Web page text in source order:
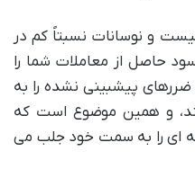
و نوسانات نسبتاً کم در
حاصل از معاملات شما را
پیشبینی نشده را به
و همین موضوع است که
ای را به سمت خود جلب می